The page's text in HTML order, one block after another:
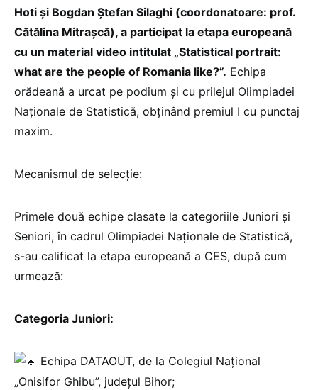
Hoti și Bogdan Ștefan Silaghi (coordonatoare: prof.
Cătălina Mitrașcă), a participat la etapa europeană
cu un material video intitulat „Statistical portrait:
what are the people of Romania like?”. Echipa
orădeană a urcat pe podium și cu prilejul Olimpiadei
Naţionale de Statistică, obţinând premiul I cu punctaj
maxim.
Mecanismul de selecție:
Primele două echipe clasate la categoriile Juniori și
Seniori, în cadrul Olimpiadei Naționale de Statistică,
s-au calificat la etapa europeană a CES, după cum
urmează:
Categoria Juniori:
Echipa DATAOUT, de la Colegiul Naţional
„Onisifor Ghibu”, județul Bihor;